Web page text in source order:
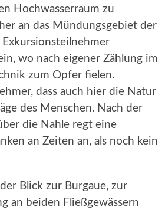
Hochwasserraum zu
an das Mündungsgebiet der
wo nach eigener Zählung im
zum Opfer fielen.
dass auch hier die Natur
des Menschen. Nach der
die Nahle regt eine
an Zeiten an, als noch kein
Blick zur Burgaue, zur
an beiden Fließgewässern